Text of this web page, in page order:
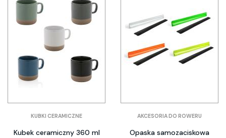
KUBKI CERAMICZNE
Kubek ceramiczny 360 ml
AKCESORIA DO ROWERU
Opaska samozaciskowa